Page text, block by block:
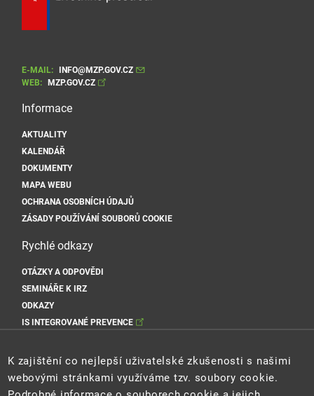
E-MAIL:
INFO@MZP.GOV.CZ
WEB:
MZP.GOV.CZ
Informace
AKTUALITY
KALENDÁŘ
DOKUMENTY
MAPA WEBU
OCHRANA OSOBNÍCH ÚDAJŮ
ZÁSADY POUŽÍVÁNÍ SOUBORŮ COOKIE
Rychlé odkazy
OTÁZKY A ODPOVĚDI
SEMINÁŘE K IRZ
ODKAZY
IS INTEGROVANÉ PREVENCE
K zajištění co nejlepší uživatelské zkušenosti s našimi
webovými stránkami využíváme tzv. soubory cookie.